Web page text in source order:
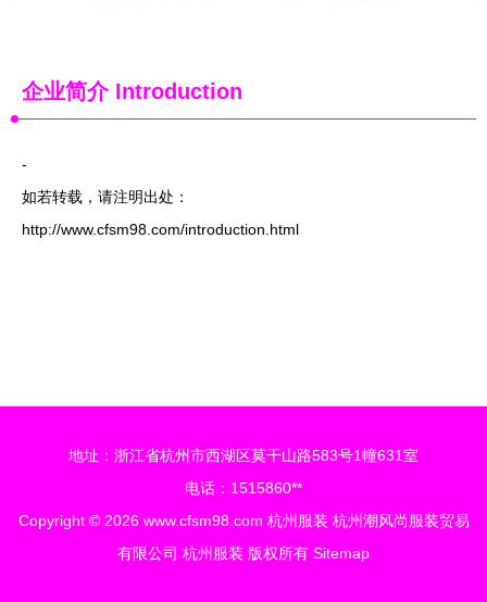
企业简介 Introduction
-
如若转载，请注明出处：
http://www.cfsm98.com/introduction.html
地址：浙江省杭州市西湖区莫干山路583号1幢631室
电话：1515860**
Copyright © 2026 www.cfsm98.com 杭州服装 杭州潮风尚服装贸易
有限公司 杭州服装 版权所有 Sitemap